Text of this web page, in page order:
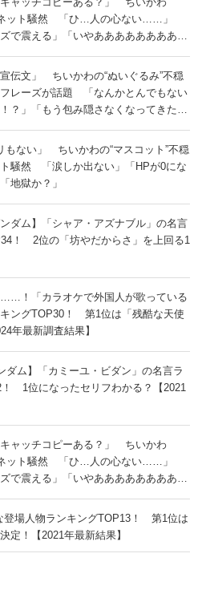
ネット騒然 「ひ…人の心ない……」
で震える」「いやあああああああああ
宣伝文」 ちいかわの“ぬいぐるみ”不穏
レーズが話題 「なんかとんでもない
？」「もう包み隠さなくなってきた
もない」 ちいかわの“マスコット”不穏
騒然 「涙しか出ない」「HPが0にな
地獄か？」
ンダム】「シャア・アズナブル」の名言
！ 2位の「坊やだからさ」を上回る1
！「カラオケで外国人が歌っている
ングTOP30！ 第1位は「残酷な天使
年最新調査結果】
ダム】「カミーユ・ビダン」の名言ラ
！ 1位になったセリフわかる？【2021
キャッチコピーある？」 ちいかわ
ネット騒然 「ひ…人の心ない……」
で震える」「いやあああああああああ
登場人物ランキングTOP13！ 第1位は
定！【2021年最新結果】